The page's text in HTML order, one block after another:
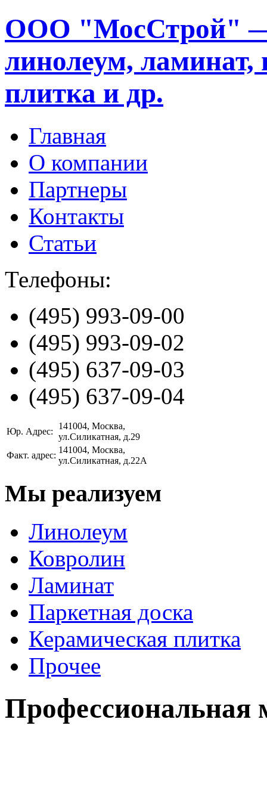
ООО "МосСтрой" —
линолеум, ламинат,
плитка и др.
Главная
О компании
Партнеры
Контакты
Статьи
Телефоны:
(495) 993-09-00
(495) 993-09-02
(495) 637-09-03
(495) 637-09-04
Юр. Адрес:
141004, Москва,
ул.Силикатная, д.29
Факт. адрес:
141004, Москва,
ул.Силикатная, д.22А
Мы реализуем
Линолеум
Ковролин
Ламинат
Паркетная доска
Керамическая плитка
Прочее
Профессиональная